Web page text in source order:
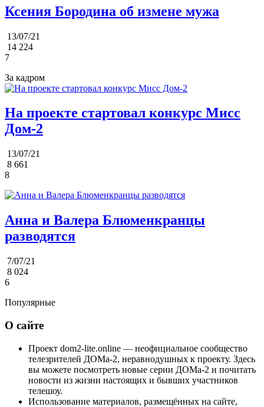
Ксения Бородина об измене мужа
13/07/21
14 224
7
За кадром
На проекте стартовал конкурс Мисс
Дом-2
13/07/21
8 661
8
Анна и Валера Блюменкранцы
разводятся
7/07/21
8 024
6
Популярные
О сайте
Проект dom2-lite.online — неофициальное сообщество
телезрителей ДОМа-2, неравнодушных к проекту. Здесь
вы можете посмотреть новые серии ДОМа-2 и почитать
новости из жизни настоящих и бывших участников
телешоу.
Использование материалов, размещённых на сайте,